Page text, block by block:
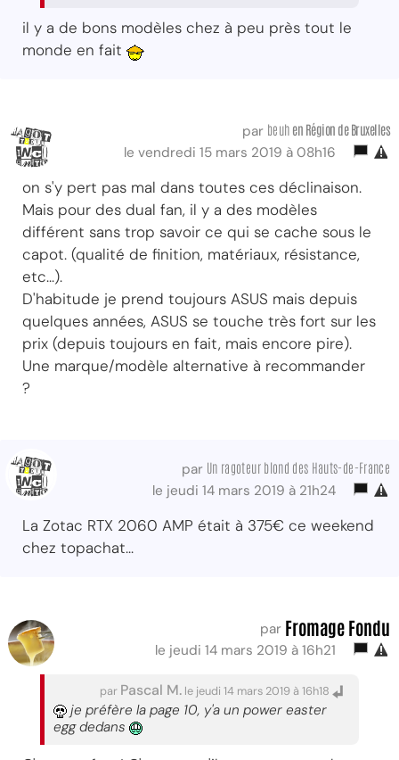
il y a de bons modèles chez à peu près tout le
monde en fait
par beuh en Région de Bruxelles
le vendredi 15 mars 2019 à 08h16
on s'y pert pas mal dans toutes ces déclinaison.
Mais pour des dual fan, il y a des modèles
différent sans trop savoir ce qui se cache sous le
capot. (qualité de finition, matériaux, résistance,
etc...).
D'habitude je prend toujours ASUS mais depuis
quelques années, ASUS se touche très fort sur les
prix (depuis toujours en fait, mais encore pire).
Une marque/modèle alternative à recommander
?
par Un ragoteur blond des Hauts-de-France
le jeudi 14 mars 2019 à 21h24
La Zotac RTX 2060 AMP était à 375€ ce weekend
chez topachat...
par Fromage Fondu
le jeudi 14 mars 2019 à 16h21
par Pascal M. le jeudi 14 mars 2019 à 16h18
je préfère la page 10, y'a un power easter
egg dedans